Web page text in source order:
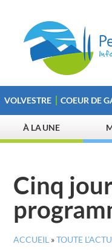
VOLVESTRE COEUR DE
À LA UNE
Cinq
ACCUEIL »TOUTE